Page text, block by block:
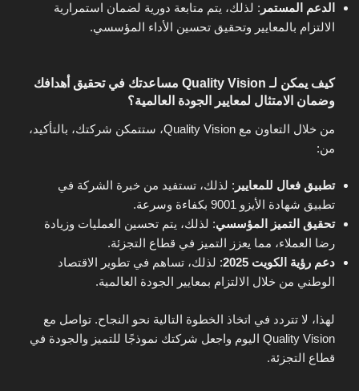
الدعم المستمر : لذلك، يتم متابعة دورية لضمان استمرارية
الالتزام بالمعايير وتحقيق تحسين الأداء المؤسسي.
كيف يمكن لـ Quality Vision مساعدتك في تحقيق أهدافك
وضمان الامتثال لمعايير الجودة العالمية؟
من خلال التعاون مع Quality Vision، ستتمكن شركتك، بالتأكيد،
من:
تطبيق فعال للمعايير : لذلك، تستفيد من خبرة الشركة في
تطبيق شهادة الأيزو 9001 بكفاءة وسرعة.
تحقيق التميز المؤسسي: لذلك، يتم تحسين العمليات وزيادة
رضا العملاء، مما يعزز التميز في قطاع التجزئة.
دعم رؤية الكويت 2025
: لذلك، تساهم في تطوير الاقتصاد
الوطني من خلال الالتزام بمعايير الجودة العالمية.
لهذا، لا تتردد في اتخاذ الخطوة التالية نحو النجاح. تواصل مع
Quality Vision اليوم واجعل شركتك نموذجًا للتميز والجودة في
قطاع التجزئة.